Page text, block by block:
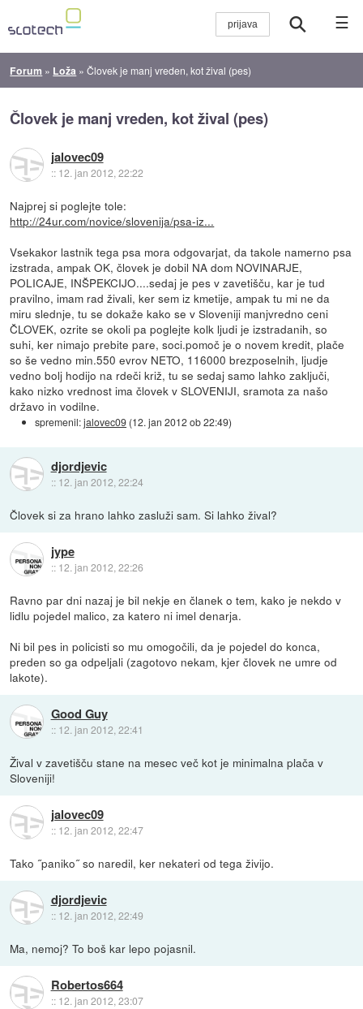
☰
Forum » Loža »Človek je manj vreden, kot žival (pes)
Človek je manj vreden, kot žival (pes)
jalovec09
:: 12. jan 2012, 22:22
Najprej si poglejte tole:
http://24ur.com/novice/slovenija/psa-iz...
Vsekakor lastnik tega psa mora odgovarjat, da takole namerno psa
izstrada, ampak OK, človek je dobil NA dom NOVINARJE,
POLICAJE, INŠPEKCIJO....sedaj je pes v zavetišču, kar je tud
pravilno, imam rad živali, ker sem iz kmetije, ampak tu mi ne da
miru slednje, tu se dokaže kako se v Sloveniji manjvredno ceni
ČLOVEK, ozrite se okoli pa poglejte kolk ljudi je izstradanih, so
suhi, ker nimajo prebite pare, soci.pomoč je o novem kredit, plače
so še vedno min.550 evrov NETO, 116000 brezposelnih, ljudje
vedno bolj hodijo na rdeči križ, tu se sedaj samo lahko zaključi,
kako nizko vrednost ima človek v SLOVENIJI, sramota za našo
državo in vodilne.
spremenil:jalovec09 (12. jan 2012 ob 22:49)
djordjevic
:: 12. jan 2012, 22:24
Človek si za hrano lahko zasluži sam. Si lahko žival?
jype
:: 12. jan 2012, 22:26
Ravno par dni nazaj je bil nekje en članek o tem, kako je nekdo v
lidlu pojedel malico, za katero ni imel denarja.
Ni bil pes in policisti so mu omogočili, da je pojedel do konca,
preden so ga odpeljali (zagotovo nekam, kjer človek ne umre od
lakote).
Good Guy
:: 12. jan 2012, 22:41
Žival v zavetišču stane na mesec več kot je minimalna plača v
Sloveniji!
jalovec09
:: 12. jan 2012, 22:47
Tako ˝paniko˝ so naredil, ker nekateri od tega živijo.
djordjevic
:: 12. jan 2012, 22:49
Ma, nemoj? To boš kar lepo pojasnil.
Robertos664
:: 12. jan 2012, 23:07